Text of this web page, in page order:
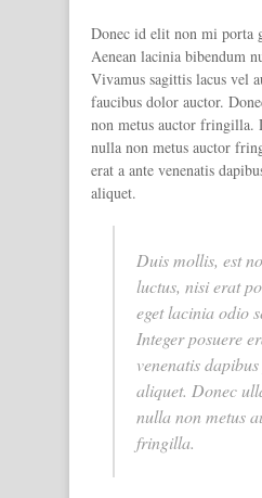
Donec id elit non mi porta
Aenean lacinia bibendum
Vivamus sagittis lacus vel
faucibus dolor auctor.
non metus auctor fringilla.
nulla non metus auctor
erat a ante venenatis
aliquet.
Duis mollis, est
luctus, nisi erat
eget lacinia odio
Integer posuere
venenatis
aliquet. Donec
nulla non metus
fringilla.